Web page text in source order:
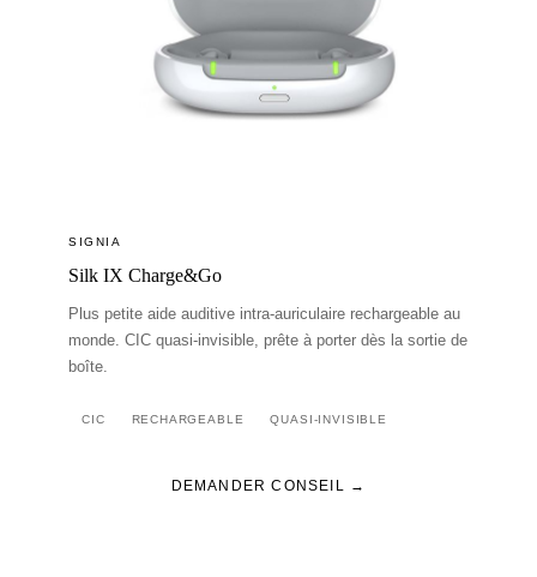
SIGNIA
Silk IX Charge&Go
Plus petite aide auditive intra-auriculaire rechargeable au
monde. CIC quasi-invisible, prête à porter dès la sortie de
boîte.
CIC RECHARGEABLE QUASI-INVISIBLE
DEMANDER CONSEIL →